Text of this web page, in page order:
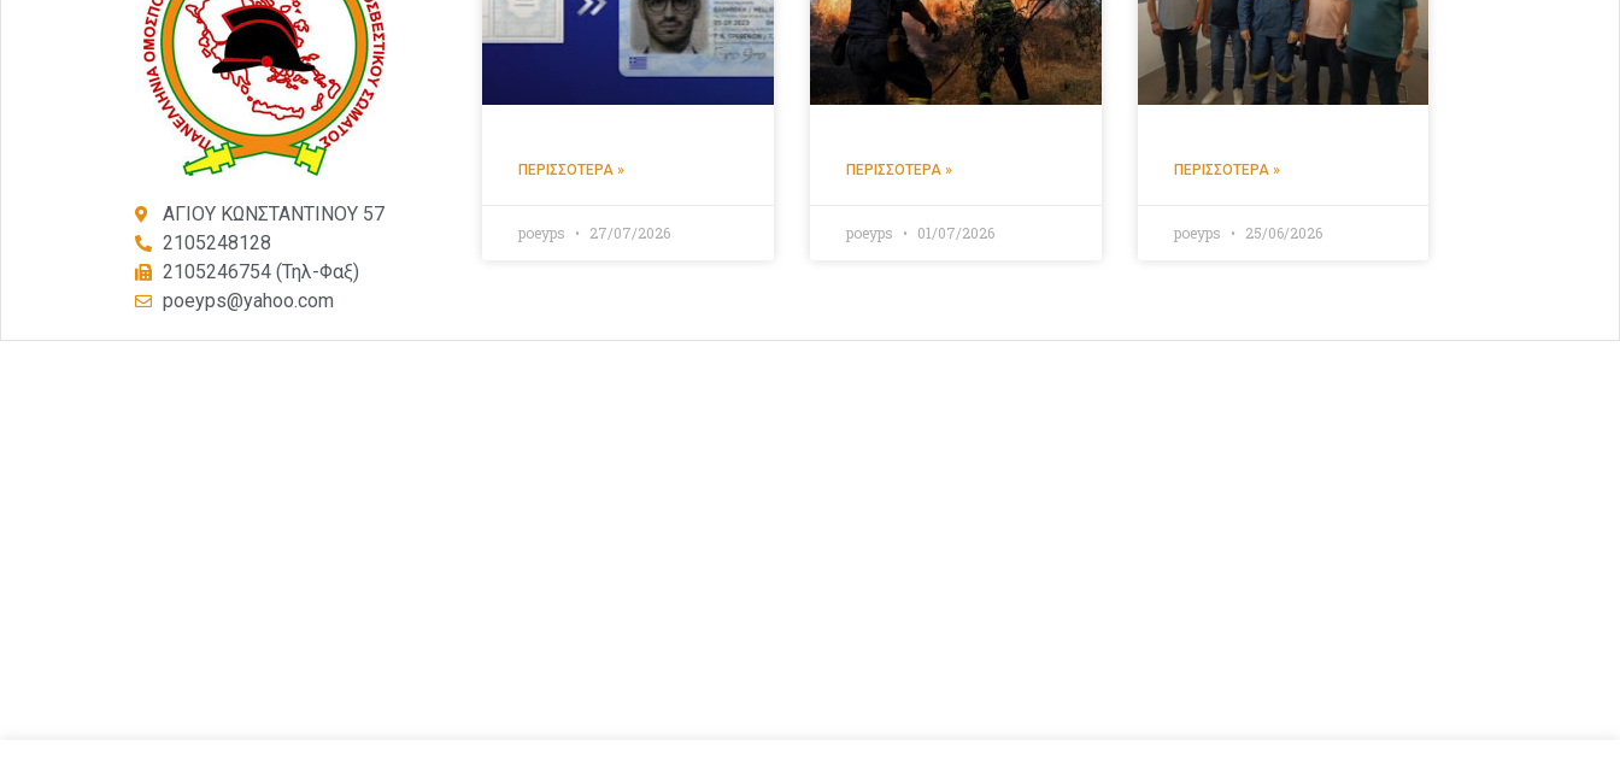
ΑΓΙΟΥ ΚΩΝΣΤΑΝΤΙΝΟΥ 57
2105248128
2105246754 (Τηλ-Φαξ)
poeyps@yahoo.com
ΠΕΡΙΣΣΌΤΕΡΑ »
poeyps 27/07/2026
ΠΕΡΙΣΣΌΤΕΡΑ »
poeyps 01/07/2026
ΠΕΡΙΣΣΌΤΕΡΑ »
poeyps 25/06/2026